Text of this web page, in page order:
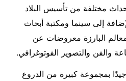
مختلفة من تأسيس البلاد
إلى سينما ومكتبة أبحاث
البارزة معروضات عن
والفن والتصوير الفوتوغرافي.
بمجموعة كبيرة من الدروع